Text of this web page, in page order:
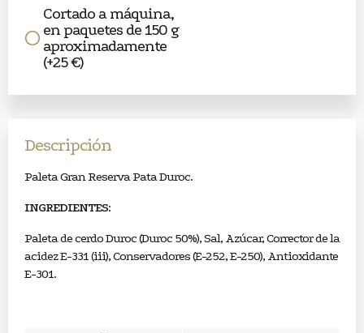
Cortado a máquina,
en paquetes de 150 g
aproximadamente
(+25 €)
Descripción
Paleta Gran Reserva Pata Duroc.
INGREDIENTES:
Paleta de cerdo Duroc (Duroc 50%), Sal, Azúcar, Corrector de la
acidez E-331 (iii), Conservadores (E-252, E-250), Antioxidante
E-301.